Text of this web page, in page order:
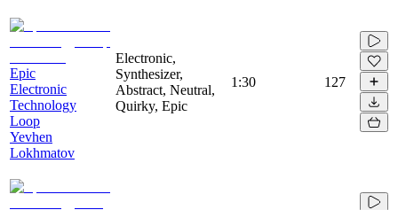
Epic
Electronic
Technology
Loop
Yevhen
Lokhmatov
Electronic,
Synthesizer,
Abstract, Neutral,
Quirky, Epic
1:30 127